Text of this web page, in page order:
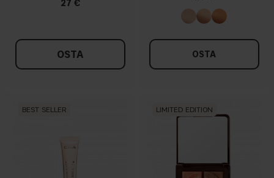
27 €
OSTA OSTA
BEST SELLER LIMITED EDITION